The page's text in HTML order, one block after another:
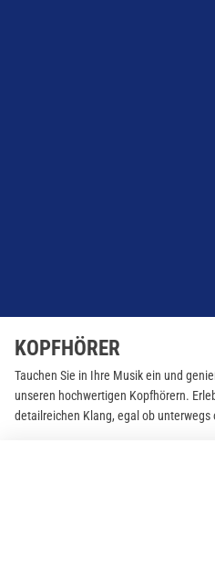
KOPFHÖRER
Tauchen Sie in Ihre Musik ein und
unseren hochwertigen Kopfhörern.
detailreichen Klang, egal ob unterwegs